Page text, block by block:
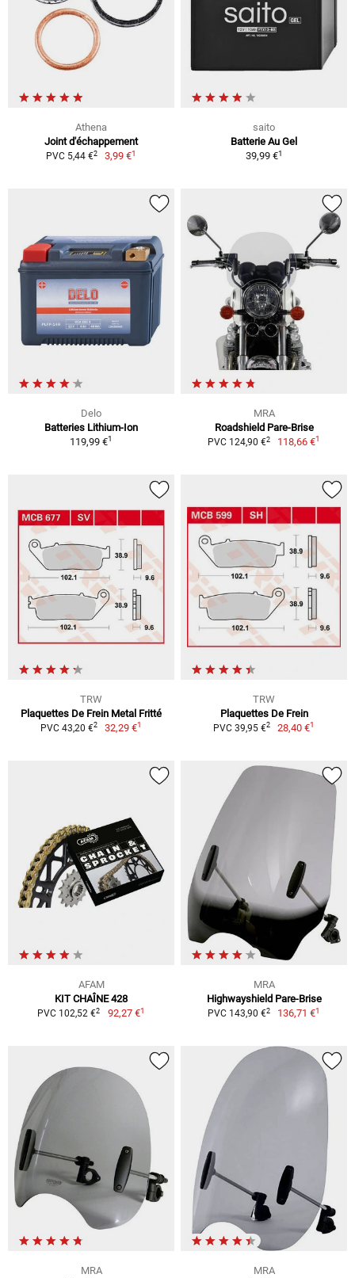
Athena
Joint d'échappement
PVC 5,44 €2 3,99 €1
saito
Batterie Au Gel
39,99 €1
Delo
Batteries Lithium-Ion
119,99 €1
MRA
Roadshield Pare-Brise
PVC 124,90 €2 118,66 €1
TRW
Plaquettes De Frein Metal Fritté
PVC 43,20 €2 32,29 €1
TRW
Plaquettes De Frein
PVC 39,95 €2 28,40 €1
AFAM
KIT CHAÎNE 428
PVC 102,52 €2 92,27 €1
MRA
Highwayshield Pare-Brise
PVC 143,90 €2 136,71 €1
MRA
MRA